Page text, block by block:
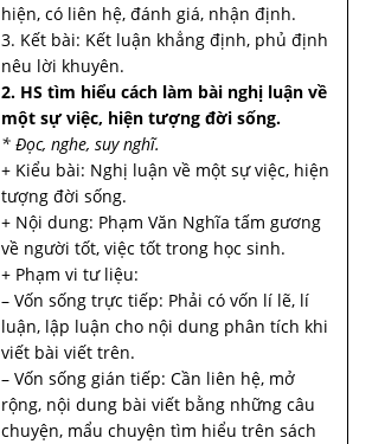
hiện, có liên hệ, đánh giá, nhận định.
3. Kết bài: Kết luận khẳng định, phủ định
nêu lời khuyên.
2. HS tìm hiểu cách làm bài nghị luận về
một sự việc, hiện tượng đời sống.
* Đọc, nghe, suy nghĩ.
+ Kiểu bài: Nghị luận về một sự việc, hiện
tượng đời sống.
+ Nội dung: Phạm Văn Nghĩa tấm gương
về người tốt, việc tốt trong học sinh.
+ Phạm vi tư liệu:
– Vốn sống trực tiếp: Phải có vốn lí lẽ, lí
luận, lập luận cho nội dung phân tích khi
viết bài viết trên.
– Vốn sống gián tiếp: Cần liên hệ, mở
rộng, nội dung bài viết bằng những câu
chuyện, mẩu chuyện tìm hiểu trên sách